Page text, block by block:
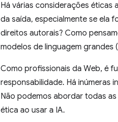
Há várias considerações éticas
da saída, especialmente se ela
direitos autorais? Como
modelos de linguagem grandes
Como profissionais da Web, é
responsabilidade. Há inúmeras
Não podemos abordar todas
ética ao usar a IA.